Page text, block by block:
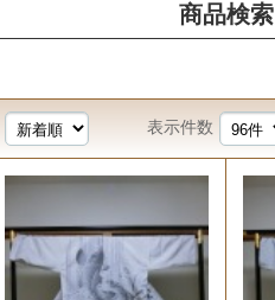
商品検索
表示件数